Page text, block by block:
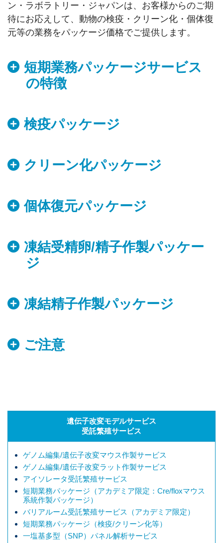
ン・ラボラトリー・ジャパンは、お客様からのご期
待にお応えして、動物の検疫・クリーン化・個体復
元等の業務をパッケージ価格でご提供します。
短期業務パッケージサービス
の特徴
検疫パッケージ
クリーン化パッケージ
個体復元パッケージ
凍結受精卵/精子作製パッケー
ジ
凍結精子作製パッケージ
ご注意
遺伝子改変モデルサービス
受託繁殖サービス
ゲノム編集/遺伝子改変マウス作製サービス
ゲノム編集/遺伝子改変ラット作製サービス
アイソレータ受託繁殖サービス
短期業務パッケージ（アカデミア限定：Cre/floxマウス
系統作製パッケージ）
バリアルーム受託繁殖サービス（アカデミア限定）
短期業務パッケージ（検疫/クリーン化等）
一塩基多型（SNP）パネル解析サービス